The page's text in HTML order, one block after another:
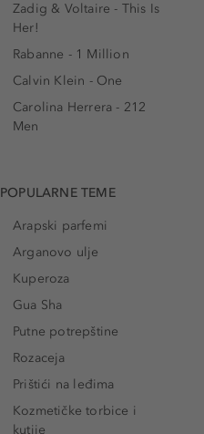
Zadig & Voltaire - This Is
Her!
Rabanne - 1 Million
Calvin Klein - One
Carolina Herrera - 212
Men
POPULARNE TEME
Arapski parfemi
Arganovo ulje
Kuperoza
Gua Sha
Putne potrepštine
Rozaceja
Prištići na leđima
Kozmetičke torbice i
kutije